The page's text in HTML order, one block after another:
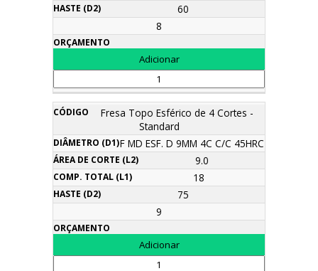
60
8
Fresa Topo Esférico de 4 Cortes -
Standard
F MD ESF. D 9MM 4C C/C 45HRC
9.0
18
75
9